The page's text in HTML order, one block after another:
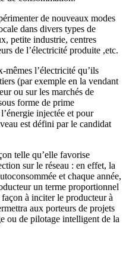
de nouveaux modes
dans divers types de
petite industrie, centres
de l’électricité produite ,etc.
mêmes l’électricité qu’ils
(par exemple en la vendant
ou sur les marchés de
forme de prime
injectée et pour
est défini par le candidat
telle qu’elle favorise
sur le réseau : en effet, la
et chaque année,
un terme proportionnel
à inciter le producteur à
aux porteurs de projets
ou de pilotage intelligent de la